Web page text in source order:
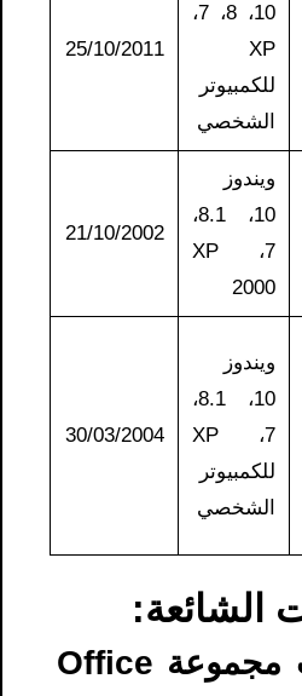
10، 8، 7،
XP
للكمبيوتر
الشخصي
25/10/2011
ويندوز
10، 8.1،
7، XP
2000
21/10/2002
ويندوز
10، 8.1،
7، XP
للكمبيوتر
الشخصي
30/03/2004
الشائعة:
ما هي ميزات مجموعة Office